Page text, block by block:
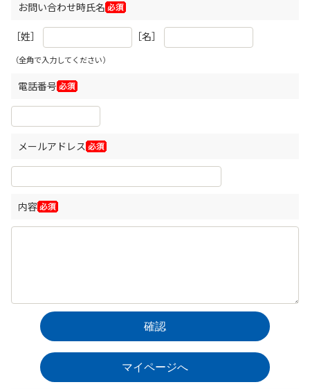
お問い合わせ時氏名
［姓］ ［名］
（全角で入力してください）
電話番号
メールアドレス
内容